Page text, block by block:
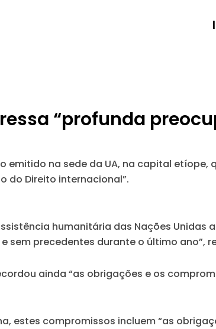
“profunda
emitido na sede da UA, na capital
do Direito internacional”.
humanitária das Nações
sem precedentes durante o último ano”,
ainda “as obrigações e os
estes compromissos incluem “as